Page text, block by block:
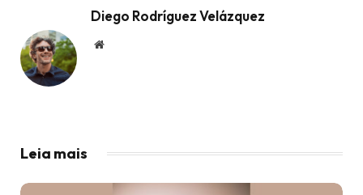
Diego Rodríguez Velázquez
Website
Leia mais